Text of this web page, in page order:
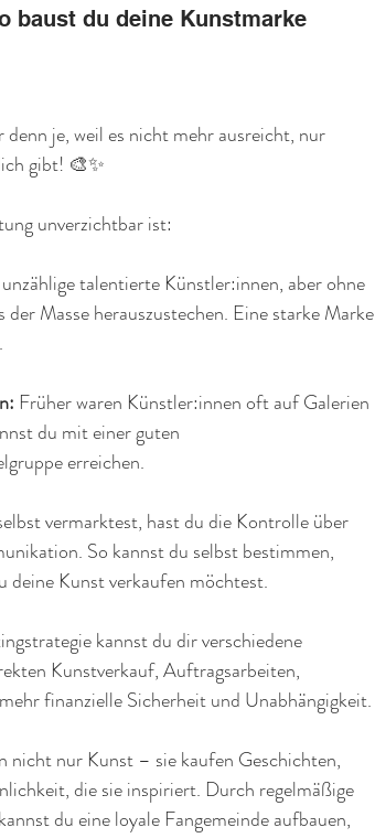
baust du deine Kunstmarke
je, weil es nicht mehr ausreicht, nur
gibt! 🎨✨
unverzichtbar ist:
talentierte Künstler:innen, aber ohne
Masse herauszustechen. Eine starke Marke
Früher waren Künstler:innen oft auf Galerien
du mit einer guten
erreichen.
vermarktest, hast du die Kontrolle über
So kannst du selbst bestimmen,
Kunst verkaufen möchtest.
kannst du dir verschiedene
Kunstverkauf, Auftragsarbeiten,
finanzielle Sicherheit und Unabhängigkeit.
nicht nur Kunst – sie kaufen Geschichten,
die sie inspiriert. Durch regelmäßige
du eine loyale Fangemeinde aufbauen,